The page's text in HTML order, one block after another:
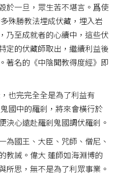
於一旦，眾生苦不堪言。爲使
殊勝教法埋成伏藏，埋入岩
乃至成就者的心續中，這些伏
定的伏藏師取出，繼續利益後
著名的《中陰聞教得度經》即
也完完全全是為了利益有
國中的羅剎，將來會橫行於
決心遠赴羅剎鬼國調伏羅剎。
為國王、大臣、咒師、僧尼、
教誡。偉大 蓮師如海淵博的
所思，無不是為了利眾事業。